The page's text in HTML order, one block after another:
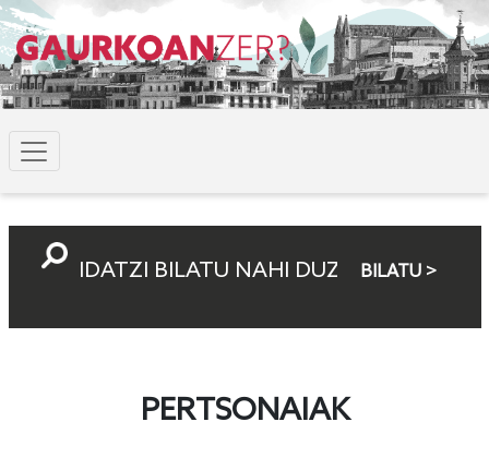
BILATU >
PERTSONAIAK